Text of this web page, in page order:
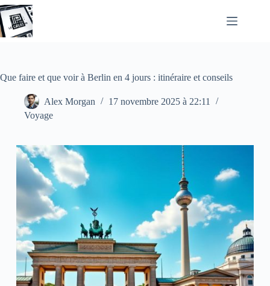
Passer
au
contenu
Que faire et que voir à Berlin en 4 jours : itinéraire et conseils
Alex Morgan
17 novembre 2025 à 22:11
Voyage